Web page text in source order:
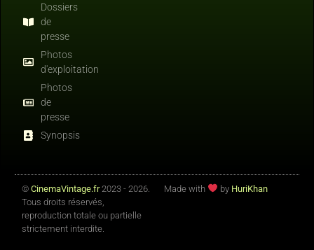
Dossiers
de
presse
Photos
d'exploitation
Photos
de
presse
Synopsis
© CinemaVintage.fr2023 - 2026.
Tous droits réservés,
reproduction totale ou partielle
strictement interdite.
Made with by HuriKhan